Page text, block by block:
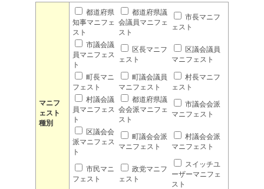
マニフ
ェスト
種別
都道府県
知事マニフェ
スト
都道府県議
会議員マニフェ
スト
市長マニフ
ェスト
市議会議
員マニフェス
ト
区長マニフ
ェスト
区議会議員
マニフェスト
町長マニ
フェスト
町議会議員
マニフェスト
村長マニフ
ェスト
村議会議
員マニフェス
ト
都道府県議
会会派マニフェ
スト
市議会会派
マニフェスト
区議会会
派マニフェス
ト
町議会会派
マニフェスト
村議会会派
マニフェスト
市民マニ
フェスト
政党マニフ
ェスト
スイッチユ
ーザーマニフェ
スト